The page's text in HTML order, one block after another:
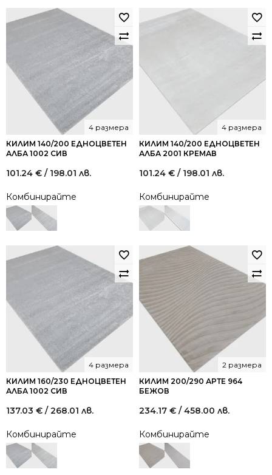
КИЛИМ 140/200 ЕДНОЦВЕТЕН
АЛБА 1002 СИВ
4 размера
101.24 € / 198.01 лв.
Комбинирайте
КИЛИМ 140/200 ЕДНОЦВЕТЕН
АЛБА 2001 КРЕМАВ
4 размера
101.24 € / 198.01 лв.
Комбинирайте
КИЛИМ 160/230 ЕДНОЦВЕТЕН
АЛБА 1002 СИВ
4 размера
137.03 € / 268.01 лв.
Комбинирайте
КИЛИМ 200/290 АРТЕ 964
БЕЖОВ
2 размера
234.17 € / 458.00 лв.
Комбинирайте